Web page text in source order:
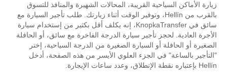
زيارة الأماكن السياحية القريبة، المحالات الشهيرة والمنافذ للتسوق
بالقرب من Hellín، وتوفير الوقت أثناء زيارتك. طلب تأجير السيارة مع
سائق في KnopkaTransfer، إنه يكلف أقل بكثير من إستخدام سيارة
الأجرة العادية. لحجز تأجير سيارة الدرجة الفاخرة مع سائق، أو الحافلة
الصغيرة أو الحافلة أو السيارة الصغيرة من الدرجة السياحية، إختر
"التأجير بالساعة" في الجزء العلوي الأيسر من هذه الصفحة، أدخل
Hellín بإعتباره نقطة الإنطلاق، وعدد ساعات الإيجارة.